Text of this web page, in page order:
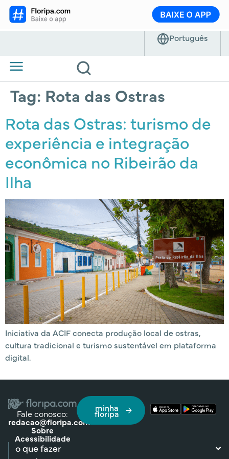
Tag: Rota das Ostras
Rota das Ostras: turismo de
experiência e integração
econômica no Ribeirão da
Ilha
Iniciativa da ACIF conecta produção local de ostras,
cultura tradicional e turismo sustentável em plataforma
digital.
Fale conosco:
redacao@floripa.com
Sobre
Acessibilidade
minha
floripa
o que fazer